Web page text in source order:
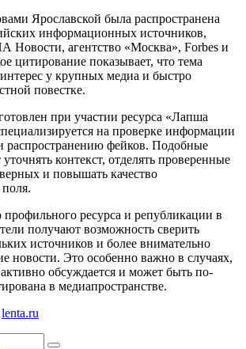
Ярославской была распространена
информационных источников,
агентство «Москва», Forbes и
цитирование показывает, что тема
у крупных медиа и быстро
повестке.
при участии ресурса «Лапша
на проверке информации
распространению фейков. Подобные
контекст, отделять проверенные
и повышать качество
профильного ресурса и републикации в
получают возможность сверить
источников и более внимательно
новости. Это особенно важно в случаях,
обсуждается и может быть по-
в медиапространстве.
lenta.ru